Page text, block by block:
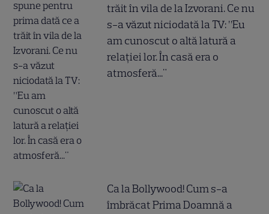
trăit în vila de la Izvorani. Ce nu
s-a văzut niciodată la TV: ”Eu
am cunoscut o altă latură a
relației lor. În casă era o
atmosferă..."
Ca la Bollywood! Cum s-a
îmbrăcat Prima Doamnă a